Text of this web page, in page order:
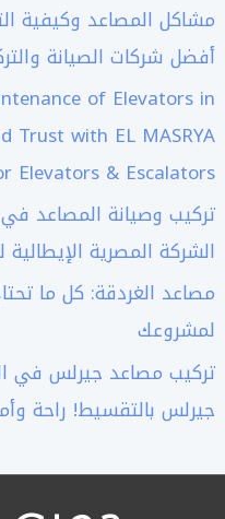
مشاكل المصاعد وكيفية
أفضل شركات الصيانة
of Elevators in
Trust with EL MASRYA
Elevators & Escalators
تركيب وصيانة المصاعد
الشركة المصرية
مصاعد الغردقة: كل ما
لمشروعك
تركيب مصاعد جيرلس في
جيرلس بالتقسيط! راحة